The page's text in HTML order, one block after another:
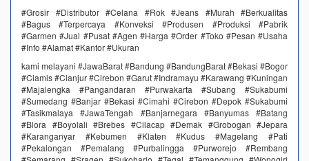
#Grosir #Distributor #Celana #Rok #Jeans #Murah #Berkualitas
#Bagus #Terpercaya #Konveksi #Produsen #Produksi #Pabrik
#Garmen #Jual #Pusat #Agen #Harga #Order #Toko #Pesan #Usaha
#Info #Alamat #Kantor #Ukuran
kami melayani #JawaBarat #Bandung #BandungBarat #Bekasi #Bogor
#Ciamis #Cianjur #Cirebon #Garut #Indramayu #Karawang #Kuningan
#Majalengka #Pangandaran #Purwakarta #Subang #Sukabumi
#Sumedang #Banjar #Bekasi #Cimahi #Cirebon #Depok #Sukabumi
#Tasikmalaya #JawaTengah #Banjarnegara #Banyumas #Batang
#Blora #Boyolali #Brebes #Cilacap #Demak #Grobogan #Jepara
#Karanganyar #Kebumen #Klaten #Kudus #Magelang #Pati
#Pekalongan #Pemalang #Purbalingga #Purworejo #Rembang